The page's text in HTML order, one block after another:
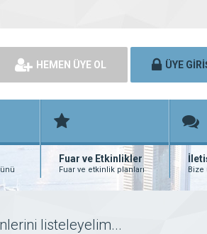
HEMEN ÜYE OL ÜYE
Fuar ve Etkinlikler
Fuar ve etkinlik planları Bize
listeleyelim...